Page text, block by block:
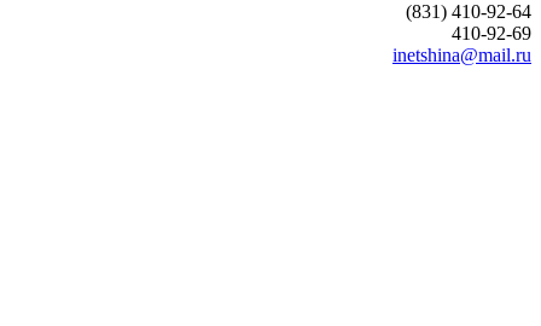
(831) 410-92-64
410-92-69
inetshina@mail.ru